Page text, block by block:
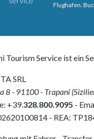
Flughafen.
Tourism Service ist ein
SRL
8- 91100- Trapani (
+39.328.800.9095 -
- REA: